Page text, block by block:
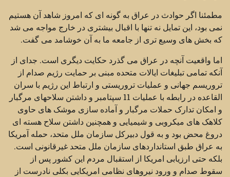
مطمئنا اگر حوادث در عراق به گونه ای که امروز شاهد آن هستیم
نمی بود، این تمایل نه تنها با اقبال بیشتری در خارج مواجه می شد
که بخش های وسیع تری از جامعه ما به آن خوشامد می گفت.
اما واقعیت آنچه در عراق می گذرد حکایت دیگری است. جدای از
آنکه تمامی تبلیغات ایالات متحده مبنی بر حمایت رژیم صدام از
تروریسم جهانی و عملیات تروریستی و ارتباط این رژیم با سران
القاعده در رابطه با عملیات 11 سپتامبر و داشتن سلاحهای مرگبار
و امکان تدارک حملات مرگبار و آماده سازی موشک های حاوی
کلاهک های میکروبی و شیمیایی و همچنین داشتن سلاح هسته ای
دروغ محض بود و به قول دبیرکل سازمان ملل متحد، حمله آمریکا
به عراق طبق استانداردهای سازمان ملل متحد غیرقانونی است.
بلکه حتی ارزیابی امریکا از استقبال مردم این کشور پس از
سقوط صدام و ورود نیروهای نظامی امریکایی بکلی نادرست از